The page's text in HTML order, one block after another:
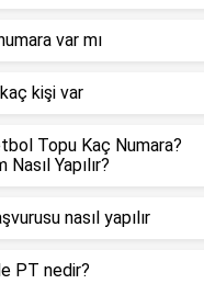
var mı
kişi var
Topu Kaç Numara?
Yapılır?
nasıl yapılır
PT nedir?